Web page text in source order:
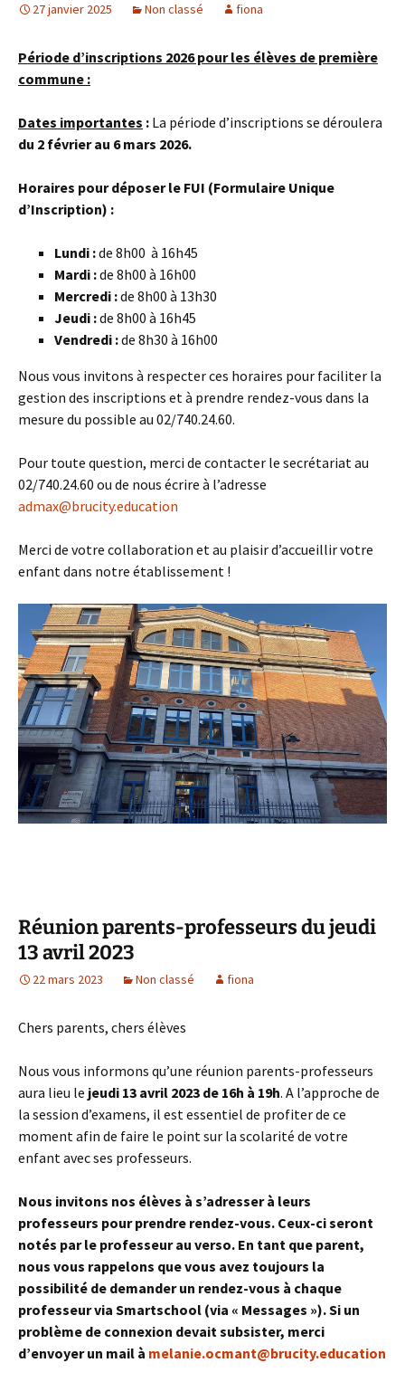
27 janvier 2025 Non classé fiona
Période d’inscriptions 2026 pour les élèves de première
commune :
Dates importantes : La période d’inscriptions se déroulera
du 2 février au 6 mars 2026.
Horaires pour déposer le FUI (Formulaire Unique
d’Inscription) :
Lundi :de 8h00 à 16h45
Mardi :de 8h00 à 16h00
Mercredi :de 8h00 à 13h30
Jeudi :de 8h00 à 16h45
Vendredi :de 8h30 à 16h00
Nous vous invitons à respecter ces horaires pour faciliter la
gestion des inscriptions et à prendre rendez-vous dans la
mesure du possible au 02/740.24.60.
Pour toute question, merci de contacter le secrétariat au
02/740.24.60 ou de nous écrire à l’adresse
admax@brucity.education
Merci de votre collaboration et au plaisir d’accueillir votre
enfant dans notre établissement !
Réunion parents-professeurs du jeudi
13 avril 2023
22 mars 2023 Non classé fiona
Chers parents, chers élèves
Nous vous informons qu’une réunion parents-professeurs
aura lieu le jeudi 13 avril 2023 de 16h à 19h. A l’approche de
la session d’examens, il est essentiel de profiter de ce
moment afin de faire le point sur la scolarité de votre
enfant avec ses professeurs.
Nous invitons nos élèves à s’adresser à leurs
professeurs pour prendre rendez-vous. Ceux-ci seront
notés par le professeur au verso. En tant que parent,
nous vous rappelons que vous avez toujours la
possibilité de demander un rendez-vous à chaque
professeur via Smartschool (via « Messages »). Si un
problème de connexion devait subsister, merci
d’envoyer un mail à melanie.ocmant@brucity.education